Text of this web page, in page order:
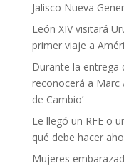
Jalisco Nueva
León XIV visitará
primer viaje a
Durante la entrega
reconocerá a Marc
de Cambio’
Le llegó un RFE o
qué debe hacer
Mujeres